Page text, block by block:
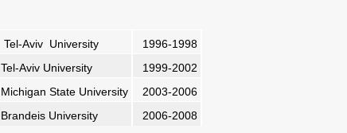
Tel-Aviv University
1996-1998
Tel-Aviv University
1999-2002
Michigan State University
2003-2006
Brandeis University 2006-2008